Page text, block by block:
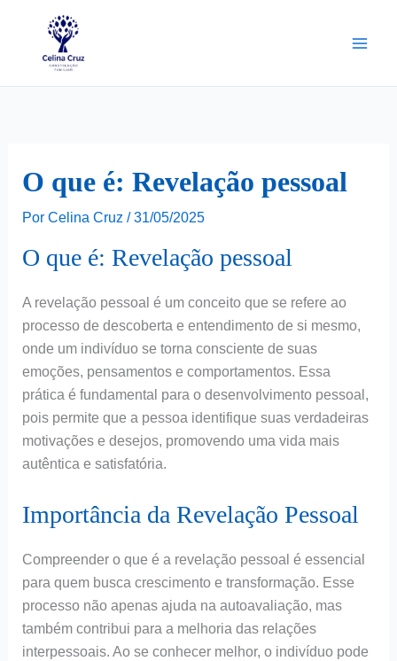
O que é: Revelação pessoal
Por Celina Cruz / 31/05/2025
O que é: Revelação pessoal
A revelação pessoal é um conceito que se refere ao
processo de descoberta e entendimento de si mesmo,
onde um indivíduo se torna consciente de suas
emoções, pensamentos e comportamentos. Essa
prática é fundamental para o desenvolvimento pessoal,
pois permite que a pessoa identifique suas verdadeiras
motivações e desejos, promovendo uma vida mais
autêntica e satisfatória.
Importância da Revelação Pessoal
Compreender o que é a revelação pessoal é essencial
para quem busca crescimento e transformação. Esse
processo não apenas ajuda na autoavaliação, mas
também contribui para a melhoria das relações
interpessoais. Ao se conhecer melhor, o indivíduo pode